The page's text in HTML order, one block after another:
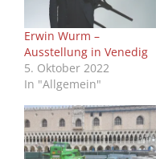
Erwin Wurm –
Ausstellung in Venedig
5. Oktober 2022
In "Allgemein"